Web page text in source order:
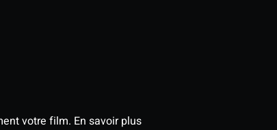
votre film. En savoir plus